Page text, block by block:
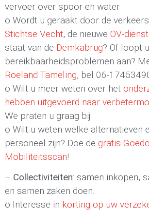
vervoer over spoor en water
o Wordt u geraakt door de
Stichtse Vecht, de nieuwe OV-
staat van de Demkabrug? Of loopt
bereikbaarheidsproblemen aan?
Roeland Tameling, bel 06-
o Wilt u meer weten over het
hebben uitgevoerd naar
We praten u graag bij.
o Wilt u weten welke alternatieven
personeel zijn? Doe de gratis
Mobiliteitsscan!
– Collectiviteiten: samen inkopen,
en samen zaken doen.
o Interesse in korting op uw